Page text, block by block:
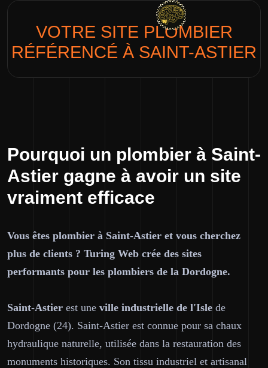
VOTRE SITE PLOMBIER
RÉFÉRENCÉ À SAINT-ASTIER
Pourquoi un plombier à Saint-
Astier gagne à avoir un site
vraiment efficace
Vous êtes plombier à Saint-Astier et vous cherchez
plus de clients ? Turing Web crée des sites
performants pour les plombiers de la Dordogne.
Saint-Astier est une ville industrielle de l'Isle de
Dordogne (24). Saint-Astier est connue pour sa chaux
hydraulique naturelle, utilisée dans la restauration des
monuments historiques. Son tissu industriel et artisanal